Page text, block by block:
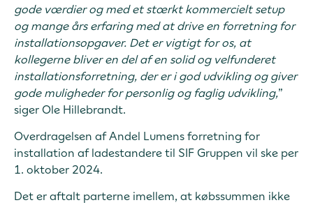
gode værdier og med et stærkt kommercielt setup
og mange års erfaring med at drive en forretning for
installationsopgaver. Det er vigtigt for os, at
kollegerne bliver en del af en solid og velfunderet
installationsforretning, der er i god udvikling og giver
gode muligheder for personlig og faglig udvikling,”
siger Ole Hillebrandt.
Overdragelsen af Andel Lumens forretning for
installation af ladestandere til SIF Gruppen vil ske per
1. oktober 2024.
Det er aftalt parterne imellem, at købssummen ikke